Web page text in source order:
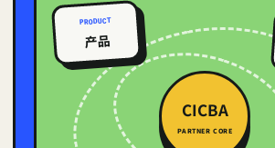
CICBA
PARTNER CORE
PRODUCT
产品